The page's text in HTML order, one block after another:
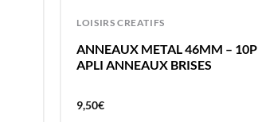
LOISIRS CREATIFS
ANNEAUX METAL 46MM – 10P
APLI ANNEAUX BRISES
9,50€